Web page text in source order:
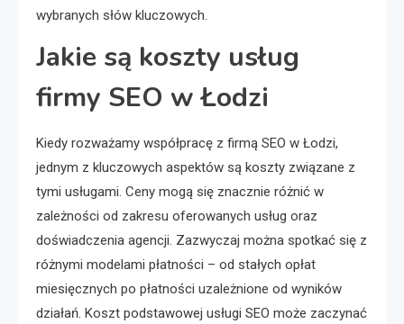
wybranych słów kluczowych.
Jakie są koszty usług
firmy SEO w Łodzi
Kiedy rozważamy współpracę z firmą SEO w Łodzi,
jednym z kluczowych aspektów są koszty związane z
tymi usługami. Ceny mogą się znacznie różnić w
zależności od zakresu oferowanych usług oraz
doświadczenia agencji. Zazwyczaj można spotkać się z
różnymi modelami płatności – od stałych opłat
miesięcznych po płatności uzależnione od wyników
działań. Koszt podstawowej usługi SEO może zaczynać